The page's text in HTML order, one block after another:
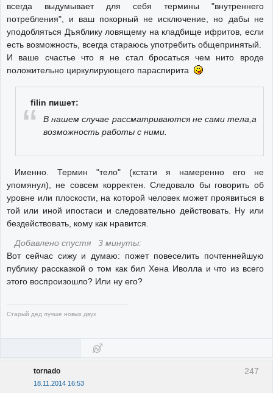
всегда выдумывает для себя термины "внутреннего
потребления", и ваш покорный не исключение, но дабы не
уподобляться Дъяблику ловящему на кладбище ифритов, если
есть возможность, всегда стараюсь употребить общепринятый.
И ваше счастье что я не стал бросаться чем нито вроде
положительно циркулирующего параспирита
filin пишет:
В нашем случае рассматриваются не сами тела,а
возможность работы с ними.
Именно. Термин "тело" (кстати я намеренно его не
упомянул), не совсем корректен. Следовало бы говорить об
уровне или плоскости, на которой человек может проявиться в
той или иной ипостаси и следовательно действовать. Ну или
бездействовать, кому как нравится.
Добавлено спустя 3 минуты:
Вот сейчас сижу и думаю: пожет повеселить почтеннейшую
публику рассказкой о том как бил Хена Иволла и что из всего
этого воспроизошло? Или ну его?
Старый дед лучше новых двух
247
tornado
18.11.2014 16:53